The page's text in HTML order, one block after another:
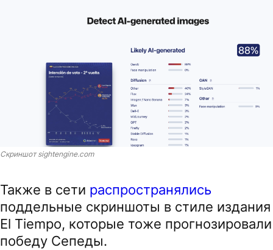
Скриншот sightengine.com
Также в сети распространялись
поддельные скриншоты в стиле издания
El Tiempo, которые тоже прогнозировали
победу Сепеды.